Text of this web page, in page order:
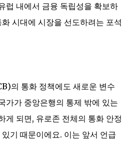
럽 내에서 금융 독립성을 확보하
시대에 시장을 선도하려는 포석
의 통화 정책에도 새로운 변수
가가 중앙은행의 통제 밖에 있는
게 되면, 유로존 전체의 통화 안정
기 때문이에요. 이는 앞서 언급